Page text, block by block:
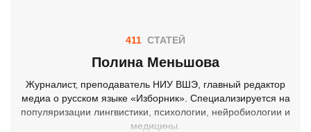
Полина Меньшова
411 СТАТЕЙ
Журналист, преподаватель НИУ ВШЭ, главный редактор
медиа о русском языке «Изборник». Специализируется на
популяризации лингвистики, психологии, нейробиологии и
медицины.